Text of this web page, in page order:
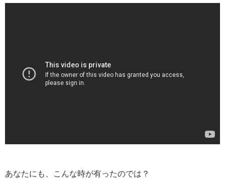
あなたにも、こんな時が有ったのでは？